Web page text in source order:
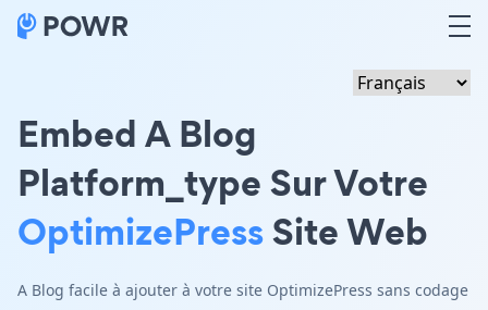
Embed A Blog
Platform_type Sur Votre
OptimizePressSite Web
A Blog facile à ajouter à votre site OptimizePress sans codage